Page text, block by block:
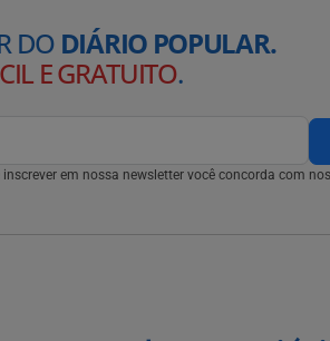
DO DIÁRIO POPULAR.
E GRATUITO.
inscrever em nossa newsletter você concorda com